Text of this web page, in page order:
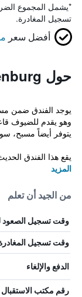
*يشمل المجموع
تسجيل المغادرة.
أفضل سعر
حول Parkhotel Valkenburg
يتوفر أيضاً مسبح،
يقع هذا الفندق
المزيد
من الجيد أن تعلم
وقت تسجيل الصعود
وقت تسجيل
الدفع والإلغاء
رقم مكتب الاستقبال